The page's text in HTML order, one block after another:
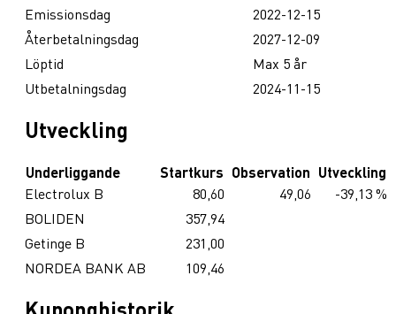
Emissionsdag
2022-12-15
Återbetalningsdag
2027-12-09
Löptid
Max 5 år
Utbetalningsdag
2024-11-15
Utveckling
Underliggande Startkurs Observation Utveckling
Electrolux B
80,60 49,06
-39,13 %
BOLIDEN
357,94
Getinge B
231,00
NORDEA BANK AB
109,46